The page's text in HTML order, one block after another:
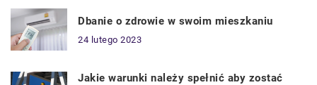
Dbanie o zdrowie w swoim mieszkaniu
24 lutego 2023
Jakie warunki należy spełnić aby zostać